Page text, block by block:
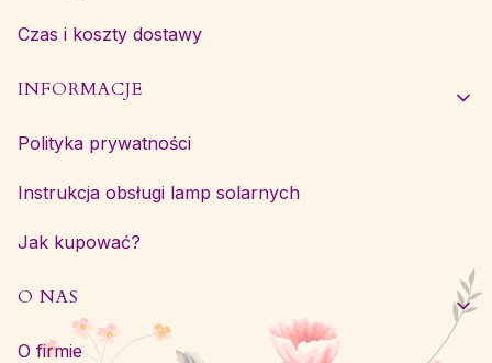
Czas i koszty dostawy
INFORMACJE
Polityka prywatności
Instrukcja obsługi lamp solarnych
Jak kupować?
O NAS
O firmie